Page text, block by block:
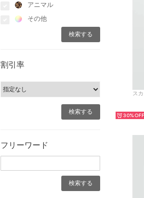
アニマル
その他
割引率
フリーワード
ス
30%